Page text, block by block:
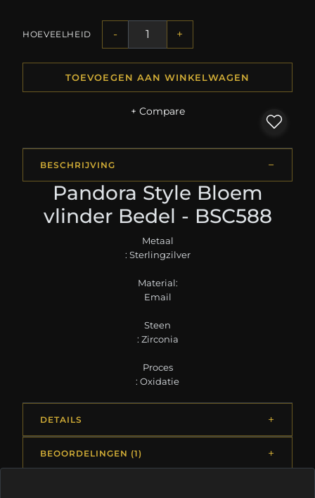
HOEVEELHEID - +
TOEVOEGEN AAN WINKELWAGEN
+ Compare
BESCHRIJVING
Pandora Style Bloem
vlinder Bedel - BSC588
Metaal
: Sterlingzilver
Material:
Email
Steen
: Zirconia
Proces
: Oxidatie
DETAILS
BEOORDELINGEN (1)